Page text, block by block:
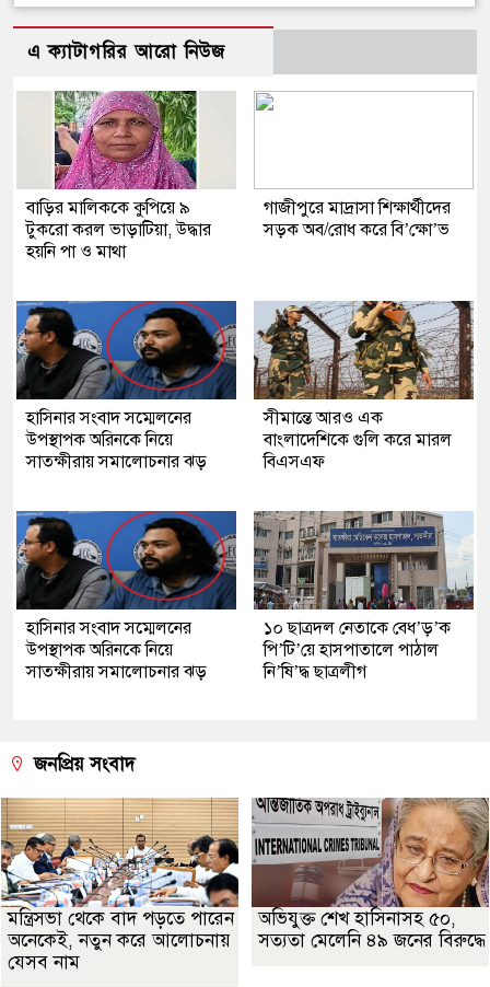
এ ক্যাটাগরির আরো নিউজ
বাড়ির মালিককে কুপিয়ে ৯
টুকরো করল ভাড়াটিয়া, উদ্ধার
হয়নি পা ও মাথা
গাজীপুরে মাদ্রাসা শিক্ষার্থীদের
সড়ক অব/রোধ করে বি’ক্ষো’ভ
হাসিনার সংবাদ সম্মেলনের
উপস্থাপক অরিনকে নিয়ে
সাতক্ষীরায় সমালোচনার ঝড়
সীমান্তে আরও এক
বাংলাদেশিকে গুলি করে মারল
বিএসএফ
হাসিনার সংবাদ সম্মেলনের
উপস্থাপক অরিনকে নিয়ে
সাতক্ষীরায় সমালোচনার ঝড়
১০ ছাত্রদল নেতাকে বেধ’ড়’ক
পি’টি’য়ে হাসপাতালে পাঠাল
নি’ষি’দ্ধ ছাত্রলীগ
জনপ্রিয় সংবাদ
মন্ত্রিসভা থেকে বাদ পড়তে পারেন
অনেকেই, নতুন করে আলোচনায়
যেসব নাম
অভিযুক্ত শেখ হাসিনাসহ ৫০,
সত্যতা মেলেনি ৪৯ জনের বিরুদ্ধে